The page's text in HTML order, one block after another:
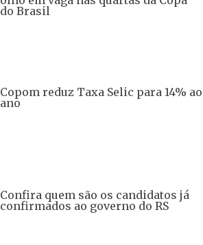
do Brasil
Copom reduz Taxa Selic para 14% ao
ano
Confira quem são os candidatos já
confirmados ao governo do RS